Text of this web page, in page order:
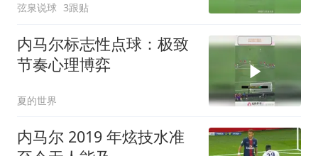
弦泉说球 3跟贴
内马尔标志性点球：极致
节奏心理博弈
夏的世界
内马尔 2019 年炫技水准